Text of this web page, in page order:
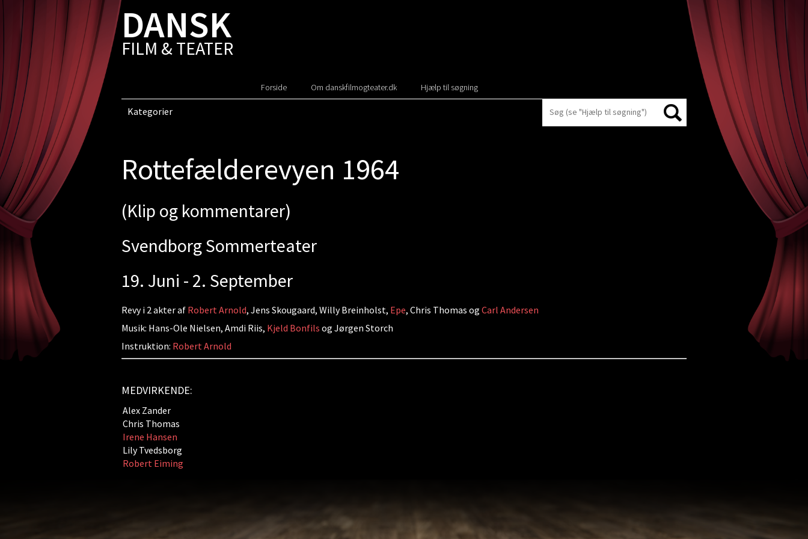
DANSK
FILM & TEATER
Forside Om danskfilmogteater.dk Hjælp til søgning
Kategorier
Rottefælderevyen 1964
(Klip og kommentarer)
Svendborg Sommerteater
19. Juni - 2. September
Revy i 2 akter af Robert Arnold, Jens Skougaard, Willy Breinholst, Epe, Chris Thomas og Carl Andersen
Musik: Hans-Ole Nielsen, Amdi Riis, Kjeld Bonfils og Jørgen Storch
Instruktion: Robert Arnold
MEDVIRKENDE:
Alex Zander
Chris Thomas
Irene Hansen
Lily Tvedsborg
Robert Eiming